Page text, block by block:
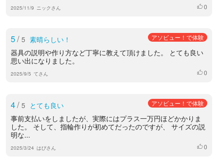
2025/11/9 ニックさん いいね
0
5/ 5 素晴らしい！ アソビュー！で体験
器具の説明や作り方など丁寧に教えて頂けました。 とても良い
思い出になりました。
2025/9/5 てさん いいね
0
4/ 5 とても良い アソビュー！で体験
事前支払いをしましたが、実際にはプラス一万円ほどかかりま
した。 そして、指輪作りが初めてだったのですが、 サイズの説
明な...
2025/3/24 はぴさん いいね
0